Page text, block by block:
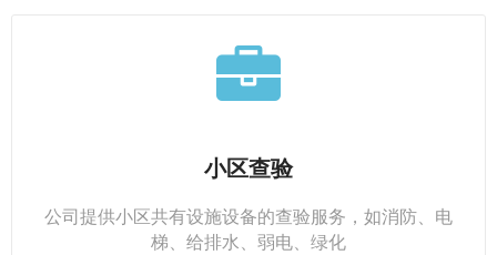
小区查验
公司提供小区共有设施设备的查验服务，如消防、电
梯、给排水、弱电、绿化